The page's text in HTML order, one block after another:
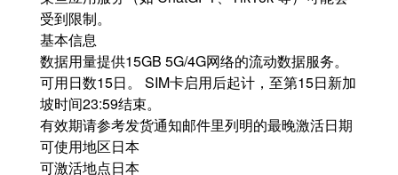
受到限制。
基本信息
数据用量提供15GB 5G/4G网络的流动数据服务。
可用日数15日。 SIM卡启用后起计，至第15日新加
坡时间23:59结束。
有效期请参考发货通知邮件里列明的最晚激活日期
可使用地区日本
可激活地点日本